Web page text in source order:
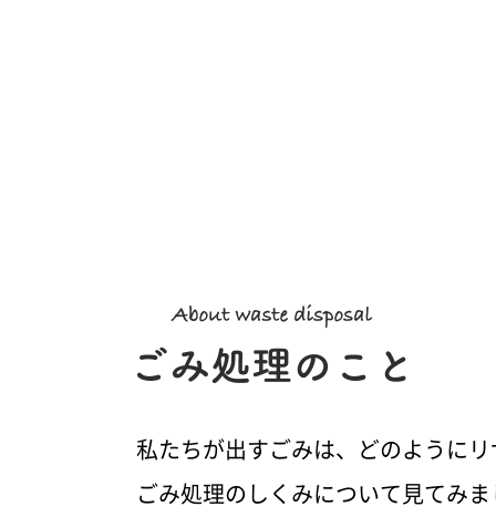
私たちが出すごみは、どのように
ごみ処理のしくみについて見てみ